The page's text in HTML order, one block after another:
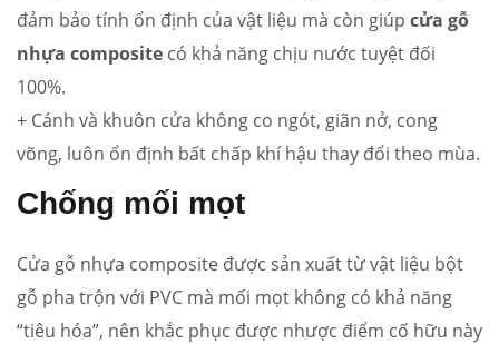
đảm bảo tính ổn định của vật liệu mà còn giúp cửa gỗ
nhựa composite có khả năng chịu nước tuyệt đối
100%.
+ Cánh và khuôn cửa không co ngót, giãn nở, cong
võng, luôn ổn định bất chấp khí hậu thay đổi theo mùa.
Chống mối mọt
Cửa gỗ nhựa composite được sản xuất từ vật liệu bột
gỗ pha trộn với PVC mà mối mọt không có khả năng
“tiêu hóa”, nên khắc phục được nhược điểm cố hữu này